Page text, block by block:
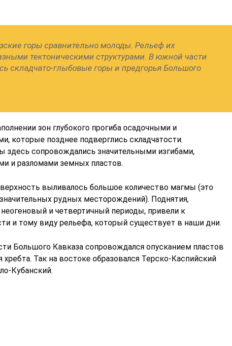
горы сравнительно молоды. Рельеф их
тектоническими структурами. В южной части
складчато-глыбовые горы и предгорья Большого
зон глубокого прогиба осадочными и
которые позднее подверглись складчатости.
здесь сопровождались значительными изгибами,
и разломами земных пластов.
выливалось большое количество магмы (это
рудных месторождений). Поднятия,
и четвертичный периоды, привели к
и тому виду рельефа, который существует в наши дни.
Большого Кавказа сопровождался опусканием пластов
Так на востоке образовался Терско-Каспийский
Кубанский.